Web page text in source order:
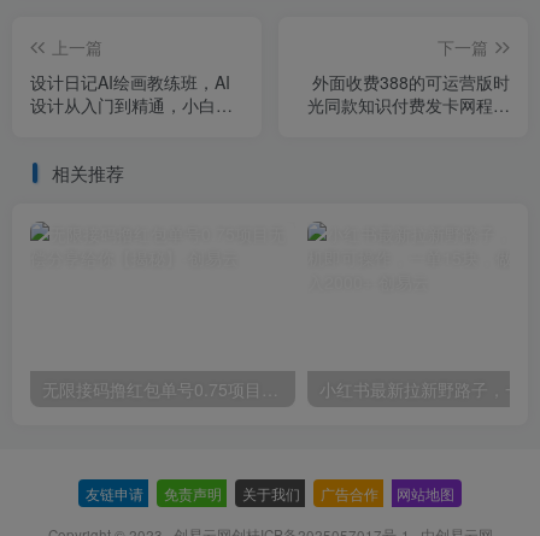
上一篇
设计日记AI绘画教练班，AI
设计从入门到精通，小白也
下一篇
外面收费388的可运营版时
光同款知识付费发卡网程序
相关推荐
无限接码撸红包单号0.75项目无偿分享给你【揭秘】
友链申请 免责声明 关于我们 广告合作 网站地图